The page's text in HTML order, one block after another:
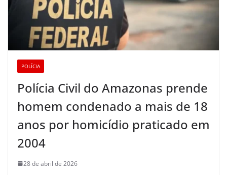
POLÍCIA
Polícia Civil do Amazonas prende
homem condenado a mais de 18
anos por homicídio praticado em
2004
28 de abril de 2026